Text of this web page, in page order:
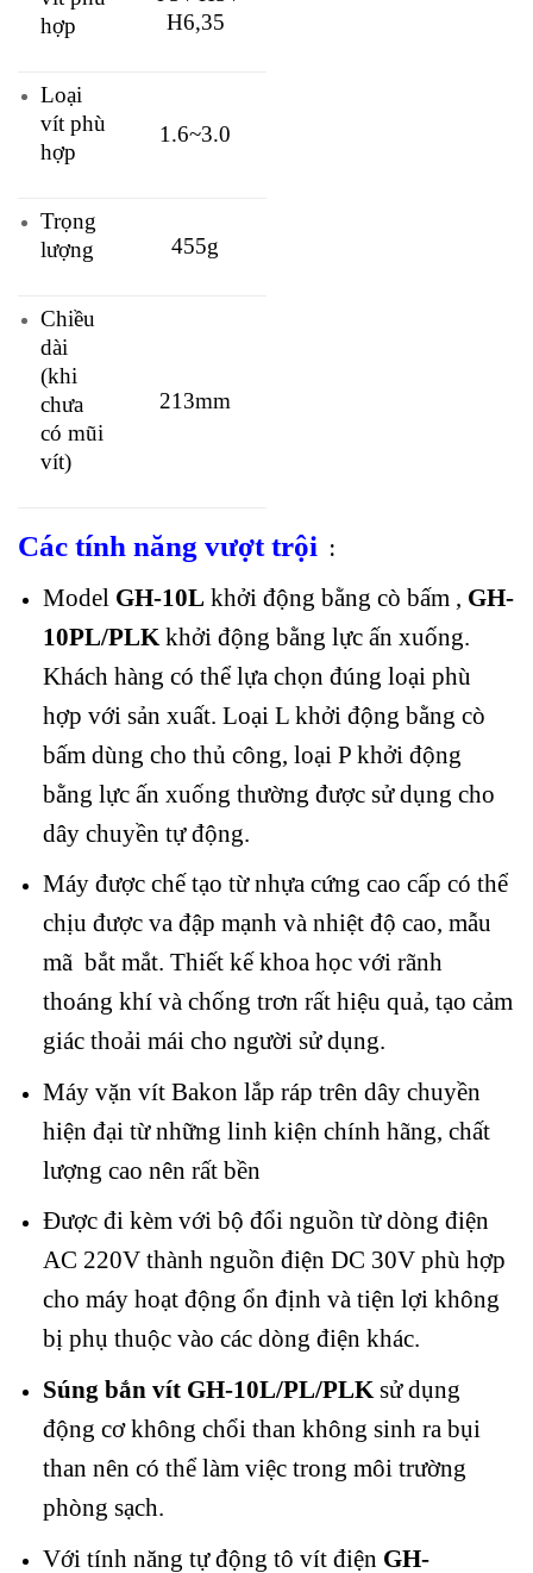
hợp
H6,35
Loại
vít phù
hợp
1.6~3.0
Trọng
lượng
455g
Chiều
dài
(khi
chưa
có mũi
vít)
213mm
Các tính năng vượt trội :
Model GH-10L khởi động bằng cò bấm , GH-
10PL/PLK khởi động bằng lực ấn xuống.
Khách hàng có thể lựa chọn đúng loại phù
hợp với sản xuất. Loại L khởi động bằng cò
bấm dùng cho thủ công, loại P khởi động
bằng lực ấn xuống thường được sử dụng cho
dây chuyền tự động.
Máy được chế tạo từ nhựa cứng cao cấp có thể
chịu được va đập mạnh và nhiệt độ cao, mẫu
mã bắt mắt. Thiết kế khoa học với rãnh
thoáng khí và chống trơn rất hiệu quả, tạo cảm
giác thoải mái cho người sử dụng.
Máy vặn vít Bakon lắp ráp trên dây chuyền
hiện đại từ những linh kiện chính hãng, chất
lượng cao nên rất bền
Được đi kèm với bộ đổi nguồn từ dòng điện
AC 220V thành nguồn điện DC 30V phù hợp
cho máy hoạt động ổn định và tiện lợi không
bị phụ thuộc vào các dòng điện khác.
Súng bắn vít GH-10L/PL/PLK sử dụng
động cơ không chổi than không sinh ra bụi
than nên có thể làm việc trong môi trường
phòng sạch.
Với tính năng tự động tô vít điện GH-